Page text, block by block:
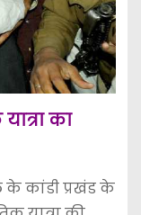
का
के कांडी प्रखंड के